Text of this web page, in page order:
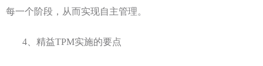
每一个阶段，从而实现自主管理。
4、精益TPM实施的要点